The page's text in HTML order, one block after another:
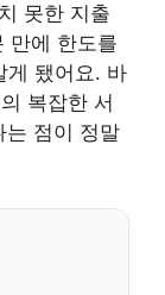
못한 지출
만에 한도를
게 됐어요. 바
복잡한 서
는 점이 정말